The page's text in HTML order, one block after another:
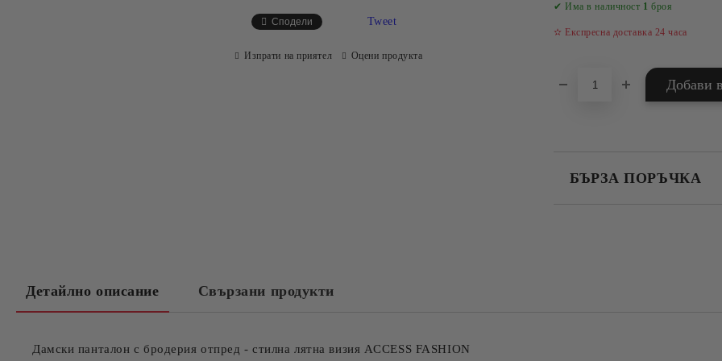
✔ Има в наличност 1 броя
✫ Експресна доставка 24 часа
БЪРЗА ПОРЪЧКА
Сподели Tweet
Изпрати на приятел Оцени продукта
Детайлно описание Свързани продукти
Дамски панталон с бродерия отпред - стилна лятна визия ACCESS FASHION